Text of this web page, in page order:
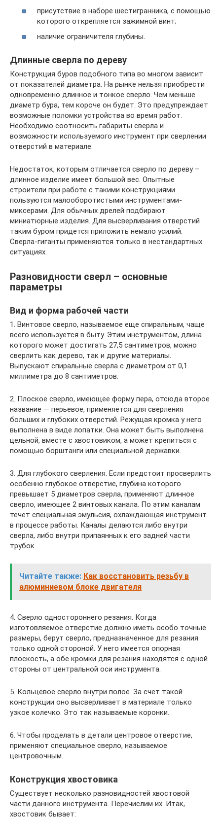
присутствие в наборе шестигранника, с помощью
которого открепляется зажимной винт;
наличие ограничителя глубины.
Длинные сверла по дереву
Конструкция буров подобного типа во многом зависит
от показателей диаметра. На рынке нельзя приобрести
одновременно длинное и тонкое сверло. Чем меньше
диаметр бура, тем короче он будет. Это предупреждает
возможные поломки устройства во время работ.
Необходимо соотносить габариты сверла и
возможности используемого инструмент при сверлении
отверстий в материале.
Недостаток, которым отличается сверло по дереву –
длинное изделие имеет большой вес. Опытные
строители при работе с такими конструкциями
пользуются малооборотистыми инструментами-
миксерами. Для обычных дрелей подбирают
миниатюрные изделия. Для высверливания отверстий
таким буром придется приложить немало усилий.
Сверла-гиганты применяются только в нестандартных
ситуациях.
Разновидности сверл – основные
параметры
Вид и форма рабочей части
1. Винтовое сверло, называемое еще спиральным, чаще
всего используется в быту. Этим инструментом, длина
которого может достигать 27,5 сантиметров, можно
сверлить как дерево, так и другие материалы.
Выпускают спиральные сверла с диаметром от 0,1
миллиметра до 8 сантиметров.
2. Плоское сверло, имеющее форму пера, отсюда второе
название — перьевое, применяется для сверления
больших и глубоких отверстий. Режущая кромка у него
выполнена в виде лопатки. Она может быть выполнена
цельной, вместе с хвостовиком, а может крепиться с
помощью борштанги или специальной державки.
3. Для глубокого сверления. Если предстоит просверлить
особенно глубокое отверстие, глубина которого
превышает 5 диаметров сверла, применяют длинное
сверло, имеющее 2 винтовых канала. По этим каналам
течет специальная эмульсия, охлаждающая инструмент
в процессе работы. Каналы делаются либо внутри
сверла, либо внутри припаянных к его задней части
трубок.
Читайте также: Как восстановить резьбу в
алюминиевом блоке двигателя
4. Сверло одностороннего резания. Когда
изготовляемое отверстие должно иметь особо точные
размеры, берут сверло, предназначенное для резания
только одной стороной. У него имеется опорная
плоскость, а обе кромки для резания находятся с одной
стороны от центральной оси инструмента.
5. Кольцевое сверло внутри полое. За счет такой
конструкции оно высверливает в материале только
узкое колечко. Это так называемые коронки.
6. Чтобы проделать в детали центровое отверстие,
применяют специальное сверло, называемое
центровочным.
Конструкция хвостовика
Существует несколько разновидностей хвостовой
части данного инструмента. Перечислим их. Итак,
хвостовик бывает: